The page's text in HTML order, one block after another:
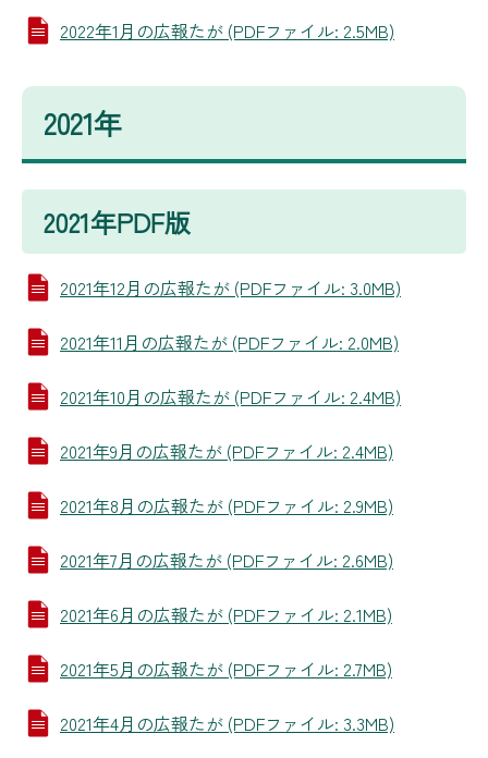
2022年1月の広報たが (PDFファイル: 2.5MB)
2021年
2021年PDF版
2021年12月の広報たが (PDFファイル: 3.0MB)
2021年11月の広報たが (PDFファイル: 2.0MB)
2021年10月の広報たが (PDFファイル: 2.4MB)
2021年9月の広報たが (PDFファイル: 2.4MB)
2021年8月の広報たが (PDFファイル: 2.9MB)
2021年7月の広報たが (PDFファイル: 2.6MB)
2021年6月の広報たが (PDFファイル: 2.1MB)
2021年5月の広報たが (PDFファイル: 2.7MB)
2021年4月の広報たが (PDFファイル: 3.3MB)